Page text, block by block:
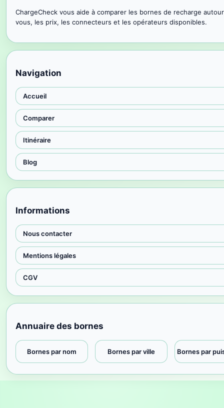
ChargeCheck vous aide à comparer les bornes de recharge
vous, les prix, les connecteurs et les opérateurs disponibles.
Navigation
Accueil
Comparer
Itinéraire
Blog
Informations
Nous contacter
Mentions légales
CGV
Annuaire des bornes
Bornes par nom Bornes par ville Bornes par